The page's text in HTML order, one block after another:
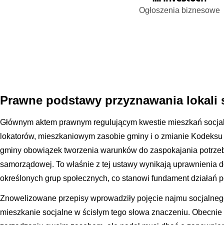
Ogłoszenia biznesowe
Prawne podstawy przyznawania lokali
Głównym aktem prawnym regulującym kwestie mieszkań
lokatorów, mieszkaniowym zasobie gminy i o zmianie
gminy obowiązek tworzenia warunków do zaspokajania
samorządowej. To właśnie z tej ustawy wynikają uprawnienia
określonych grup społecznych, co stanowi fundament działań
Znowelizowane przepisy wprowadziły pojęcie najmu
mieszkanie socjalne w ścisłym tego słowa znaczeniu.